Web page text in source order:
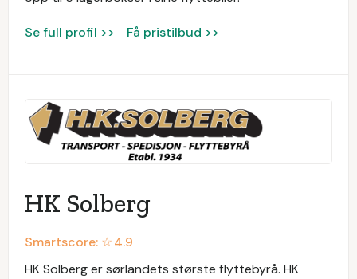
Se full profil >> Få pristilbud >>
HK Solberg
Smartscore: ☆4.9
HK Solberg er sørlandets største flyttebyrå. HK